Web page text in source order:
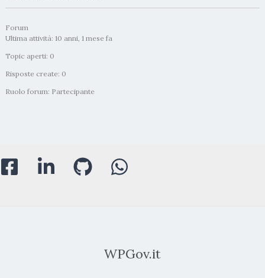
Forum
Ultima attività: 10 anni, 1 mese fa
Topic aperti: 0
Risposte create: 0
Ruolo forum: Partecipante
WPGov.it